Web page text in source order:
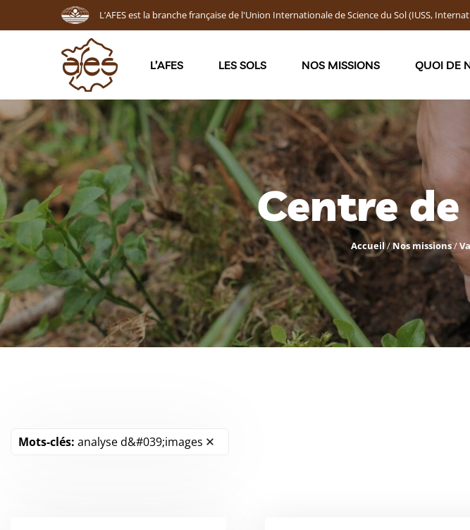
L’AFES est la branche française de l'Union Internationale de Science du Sol (IUSS,
L’AFES LES SOLS NOS MISSIONS QUOI DE
Centre
Accueil/Nos missions/
Mots-clés: analyse d&#039;images